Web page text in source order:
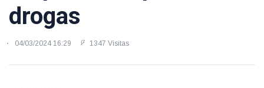
drogas
04/03/2024 16:29 1347 Visitas